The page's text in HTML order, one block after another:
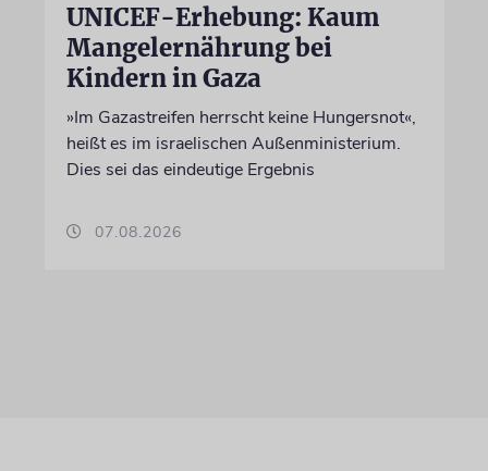
UNICEF-Erhebung: Kaum
Mangelernährung bei
Kindern in Gaza
»Im Gazastreifen herrscht keine Hungersnot«,
heißt es im israelischen Außenministerium.
Dies sei das eindeutige Ergebnis
07.08.2026